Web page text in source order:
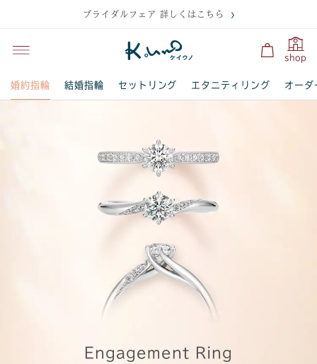
ブライダルフェア 詳しくはこちら
shop
婚約指輪 結婚指輪 セットリング エタニティリング オーダ
Engagement Ring